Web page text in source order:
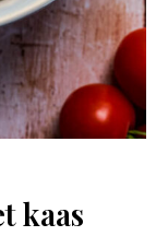
kaas